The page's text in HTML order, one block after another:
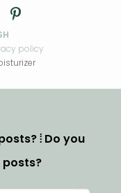
policy
⦙ Do you